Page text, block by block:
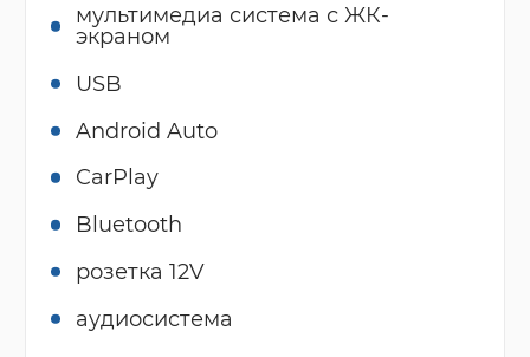
мультимедиа система с ЖК-
экраном
USB
Android Auto
CarPlay
Bluetooth
розетка 12V
аудиосистема